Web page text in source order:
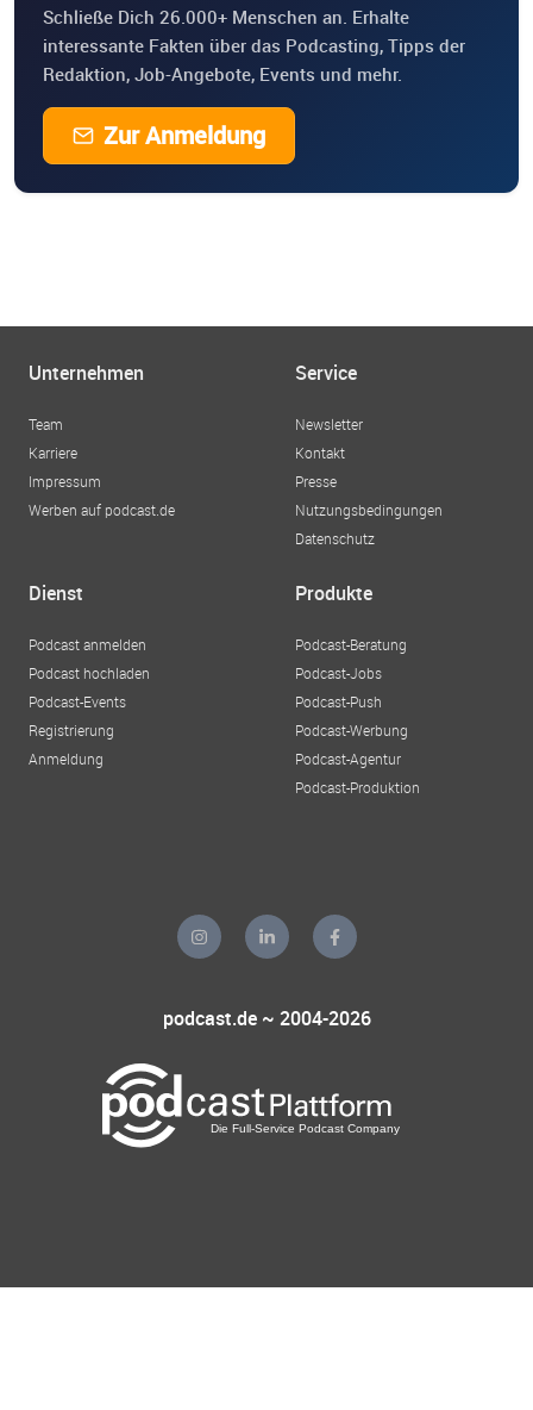
Schließe Dich 26.000+ Menschen an. Erhalte
interessante Fakten über das Podcasting, Tipps der
Redaktion, Job-Angebote, Events und mehr.
Zur Anmeldung
Unternehmen
Team
Karriere
Impressum
Werben auf podcast.de
Service
Newsletter
Kontakt
Presse
Nutzungsbedingungen
Datenschutz
Dienst
Podcast anmelden
Podcast hochladen
Podcast-Events
Registrierung
Anmeldung
Produkte
Podcast-Beratung
Podcast-Jobs
Podcast-Push
Podcast-Werbung
Podcast-Agentur
Podcast-Produktion
podcast.de ~ 2004-2026